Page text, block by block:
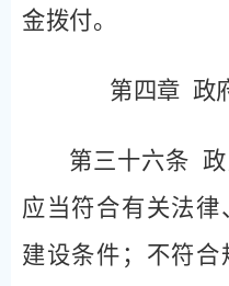
金拨付。
第四章 政
第三十六条
应当符合有关法
建设条件；不符